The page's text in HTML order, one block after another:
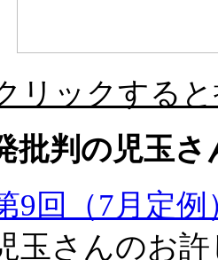
リックする
批判の児玉さ
9回（7月定
玉さんのお